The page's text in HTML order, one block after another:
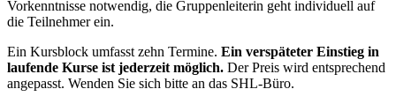
Vorkenntnisse notwendig, die Gruppenleiterin geht individuell auf
die Teilnehmer ein.
Ein Kursblock umfasst zehn Termine. Ein verspäteter Einstieg in
laufende Kurse ist jederzeit möglich. Der Preis wird entsprechend
angepasst. Wenden Sie sich bitte an das SHL-Büro.